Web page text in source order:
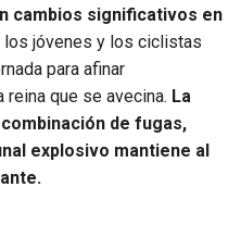
cambios significativos en
los jóvenes y los ciclistas
para afinar
que se avecina. La
de fugas,
explosivo mantiene al